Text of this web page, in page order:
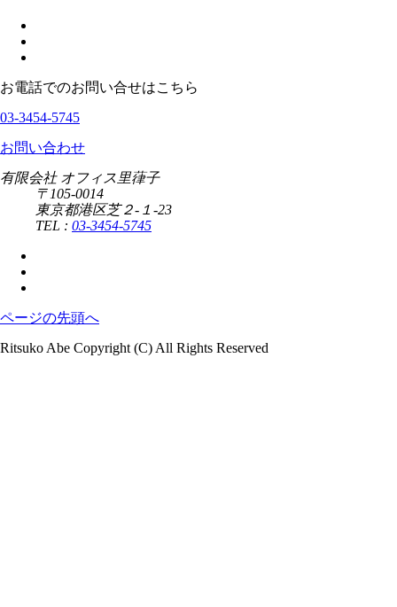
お電話でのお問い合せはこちら
03-3454-5745
お問い合わせ
有限会社 オフィス里葎子
〒105-0014
東京都港区芝２-１-23
TEL : 03-3454-5745
ページの先頭へ
Ritsuko Abe Copyright (C) All Rights Reserved